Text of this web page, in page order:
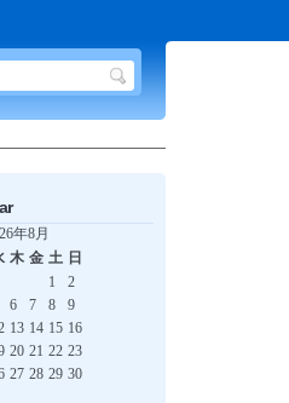
年8月
木 金 土 日
1
2
6 7 8
9
13 14 15 16
20 21 22 23
27 28 29 30